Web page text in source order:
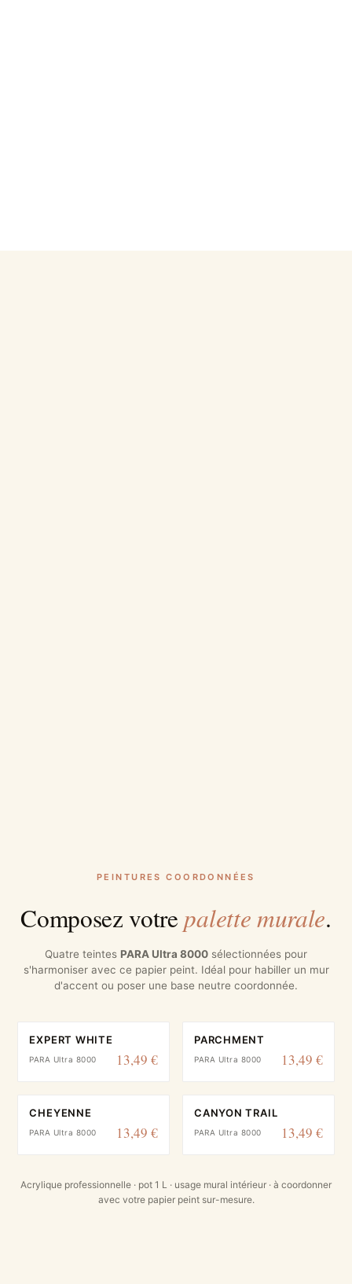
PEINTURES COORDONNÉES
Composez votrepalette murale.
Quatre teintes PARA Ultra 8000 sélectionnées pour
s'harmoniser avec ce papier peint. Idéal pour habiller un mur
d'accent ou poser une base neutre coordonnée.
EXPERT WHITE
PARA Ultra 8000 13,49 €
PARCHMENT
PARA Ultra 8000 13,49 €
CHEYENNE
PARA Ultra 8000 13,49 €
CANYON TRAIL
PARA Ultra 8000 13,49 €
Acrylique professionnelle · pot 1 L · usage mural intérieur · à coordonner
avec votre papier peint sur-mesure.